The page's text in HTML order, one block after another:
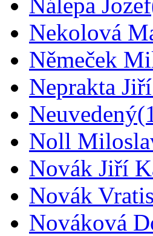
Nekolová
Němeček
Neprakta
Neuvedený
Noll
Novák Jiří
Novák
Nováková